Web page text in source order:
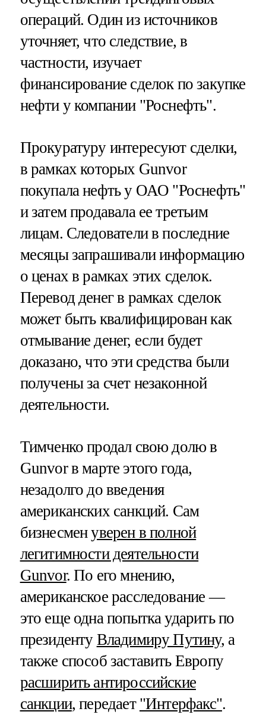
операций. Один из источников
уточняет, что следствие, в
частности, изучает
финансирование сделок по закупке
нефти у компании "Роснефть".
Прокуратуру интересуют сделки,
в рамках которых Gunvor
покупала нефть у ОАО "Роснефть"
и затем продавала ее третьим
лицам. Следователи в последние
месяцы запрашивали информацию
о ценах в рамках этих сделок.
Перевод денег в рамках сделок
может быть квалифицирован как
отмывание денег, если будет
доказано, что эти средства были
получены за счет незаконной
деятельности.
Тимченко продал свою долю в
Gunvor в марте этого года,
незадолго до введения
американских санкций. Сам
бизнесменуверен в полной
легитимности деятельности
Gunvor. По его мнению,
американское расследование —
это еще одна попытка ударить по
президенту Владимиру Путину, а
также способ заставить Европу
расширить антироссийские
санкции, передает "Интерфакс".